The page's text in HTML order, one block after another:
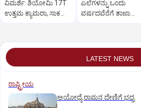
ವಿಮರ್ಶೆ: ಶಿಯೋಮಿ 17T
ಉತ್ತಮ ಕ್ಯಾಮರಾ, ಸಾಕಷ್ಟು
ಎಲೆಗಳನ್ನು ಒಂದು
ವರ್ಷದವೆರೆಗೆ ತಾಜಾ
LATEST NEWS
ರಾಷ್ಟ್ರೀಯ
ಅಯೋಧ್ಯೆ ರಾಮನ ದೇಣಿಗೆ ಭದ್ರ